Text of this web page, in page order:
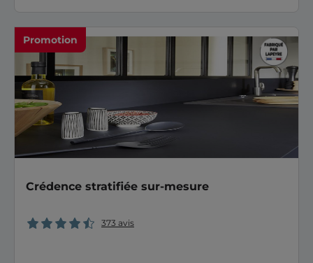
Promotion
Crédence stratifiée sur-mesure
373 avis